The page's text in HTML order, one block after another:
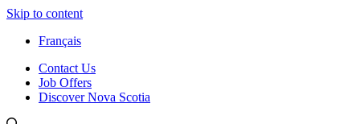
Skip to content
Français
Contact Us
Job Offers
Discover Nova Scotia